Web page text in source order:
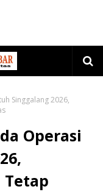
Singgalang 2026,
Operasi